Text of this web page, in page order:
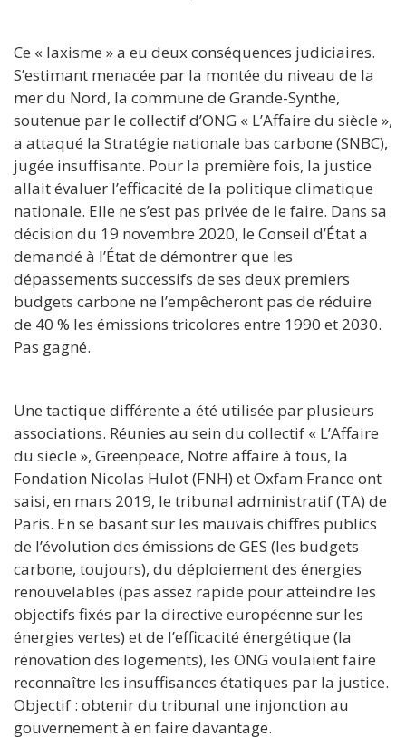
Ce « laxisme » a eu deux conséquences judiciaires.
S’estimant menacée par la montée du niveau de la
mer du Nord, la commune de Grande-Synthe,
soutenue par le collectif d’ONG « L’Affaire du siècle »,
a attaqué la Stratégie nationale bas carbone (SNBC),
jugée insuffisante. Pour la première fois, la justice
allait évaluer l’efficacité de la politique climatique
nationale. Elle ne s’est pas privée de le faire. Dans sa
décision du 19 novembre 2020, le Conseil d’État a
demandé à l’État de démontrer que les
dépassements successifs de ses deux premiers
budgets carbone ne l’empêcheront pas de réduire
de 40 % les émissions tricolores entre 1990 et 2030.
Pas gagné.
Une tactique différente a été utilisée par plusieurs
associations. Réunies au sein du collectif « L’Affaire
du siècle », Greenpeace, Notre affaire à tous, la
Fondation Nicolas Hulot (FNH) et Oxfam France ont
saisi, en mars 2019, le tribunal administratif (TA) de
Paris. En se basant sur les mauvais chiffres publics
de l’évolution des émissions de GES (les budgets
carbone, toujours), du déploiement des énergies
renouvelables (pas assez rapide pour atteindre les
objectifs fixés par la directive européenne sur les
énergies vertes) et de l’efficacité énergétique (la
rénovation des logements), les ONG voulaient faire
reconnaître les insuffisances étatiques par la justice.
Objectif : obtenir du tribunal une injonction au
gouvernement à en faire davantage.